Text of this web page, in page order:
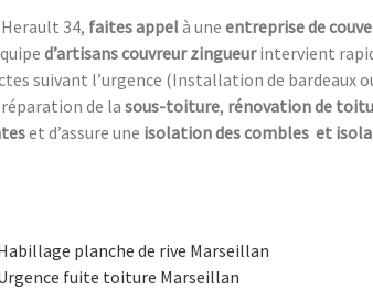
34, faites appelà une entreprise de
d’artisans couvreur zingueurintervient
suivant l’urgence (Installation de bardeaux
de la sous-toiture, rénovation de
et d’assure une isolation des combles et
planche de rive Marseillan
fuite toiture Marseillan